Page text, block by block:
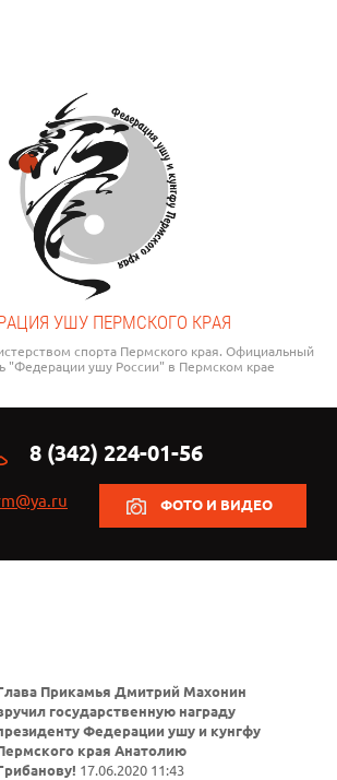
УШУ ПЕРМСКОГО КРАЯ
спорта Пермского края. Официальный
"Федерации ушу России" в Пермском крае
8 (342) 224-01-56
ФОТО И ВИДЕО
Прикамья Дмитрий Махонин
государственную награду
Федерации ушу и кунгфу
края Анатолию
17.06.2020 11:43